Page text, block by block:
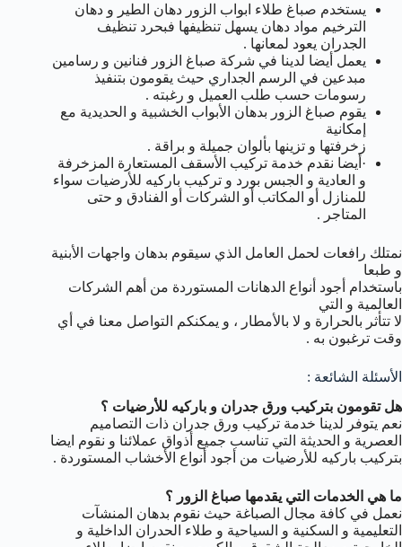
يستخدم صباغ طلاء ابواب الزور دهان الطير و دهان
الترخيم مواد دهان يسهل تنظيفها فبحرد تنظيف
الجدران يعود لمعانها .
يعمل أيضا لدينا في شركة صباغ الزور فنانين و رسامين
مبدعين في الرسم الجداري حيث يقومون بتنفيذ
رسومات حسب طلب العميل و رغبته .
يقوم صباغ الزور بدهان الأبواب الخشبية و الحديدية مع
إمكانية
زخرفتها و تزينها بألوان جميلة و براقة .
·أيضا نقدم خدمة تركيب الأسقف المستعارة المزخرفة
و العادية و الجبس بورد و تركيب باركيه للأرضيات سواء
للمنازل أو المكاتب أو الشركات أو الفنادق و حتى
المتاجر .
نمتلك رافعات لحمل العامل الذي سيقوم بدهان واجهات الأبنية
و طبعا
باستخدام أجود أنواع الدهانات المستوردة من أهم الشركات
العالمية و التي
لا تتأثر بالحرارة و لا بالأمطار ، و يمكنكم التواصل معنا في أي
وقت ترغبون به .
الأسئلة الشائعة :
هل تقومون بتركيب ورق جدران و باركيه للأرضيات ؟
نعم يتوفر لدينا خدمة تركيب ورق جدران ذات التصاميم
العصرية و الحديثة التي تناسب جميع أذواق عملائنا و نقوم ايضا
بتركيب باركيه للأرضيات من أجود أنواع الأخشاب المستوردة .
ما هي الخدمات التي يقدمها صباغ الزور ؟
نعمل في كافة مجال الصباغة حيث نقوم بدهان المنشآت
التعليمية و السكنية و السياحية و طلاء الحدران الداخلية و